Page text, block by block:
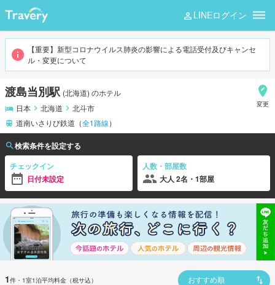
LINEログイン
【重要】新型コロナウイルス肺炎の影響による電話受付及びキャンセ
ル・変更について
渡島当別駅 (北海道) のホテル
日本
北海道 北斗市 変更
道南いさりび鉄道 （全1路線）
検索条件を設定する
チェックイン
日付未設定
人数・部屋数
大人 2名・1部屋
1件 ・1室1泊平均料金（税サ込） おすすめ順